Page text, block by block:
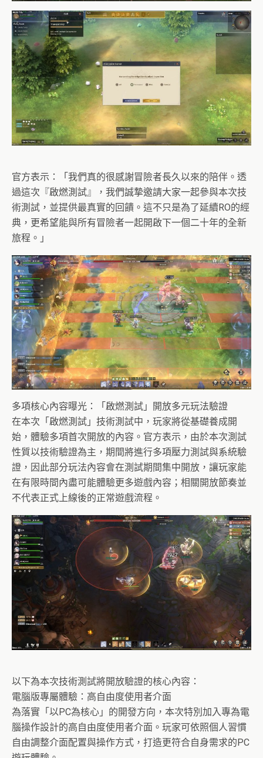
官方表示：「我們真的很感謝冒險者長久以來的陪伴。透
過這次『啟燃測試』，我們誠摯邀請大家一起參與本次技
術測試，並提供最真實的回饋。這不只是為了延續RO的經
典，更希望能與所有冒險者一起開啟下一個二十年的全新
旅程。」
多項核心內容曝光：「啟燃測試」開放多元玩法驗證
在本次「啟燃測試」技術測試中，玩家將從基礎養成開
始，體驗多項首次開放的內容。官方表示，由於本次測試
性質以技術驗證為主，期間將進行多項壓力測試與系統驗
證，因此部分玩法內容會在測試期間集中開放，讓玩家能
在有限時間內盡可能體驗更多遊戲內容；相關開放節奏並
不代表正式上線後的正常遊戲流程。
以下為本次技術測試將開放驗證的核心內容：
電腦版專屬體驗：高自由度使用者介面
為落實「以PC為核心」的開發方向，本次特別加入專為電
腦操作設計的高自由度使用者介面。玩家可依照個人習慣
自由調整介面配置與操作方式，打造更符合自身需求的PC